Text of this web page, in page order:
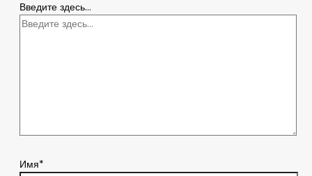
Введите здесь...
Имя*